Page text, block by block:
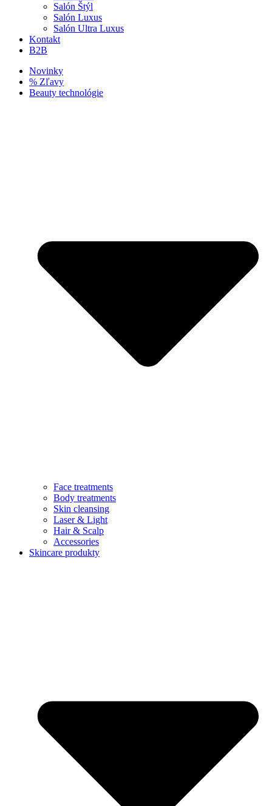
Salón Štýl
Salón Luxus
Salón Ultra Luxus
Kontakt
B2B
Novinky
% Zľavy
Beauty technológie
Face treatments
Body treatments
Skin cleansing
Laser & Light
Hair & Scalp
Accessories
Skincare produkty